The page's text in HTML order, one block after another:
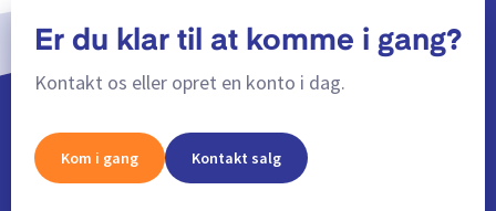
Er du klar til at komme i gang?
Kontakt os eller opret en konto i dag.
Kom i gang Kontakt salg